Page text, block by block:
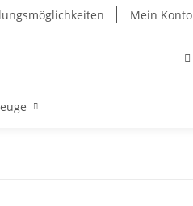
Mein Konto